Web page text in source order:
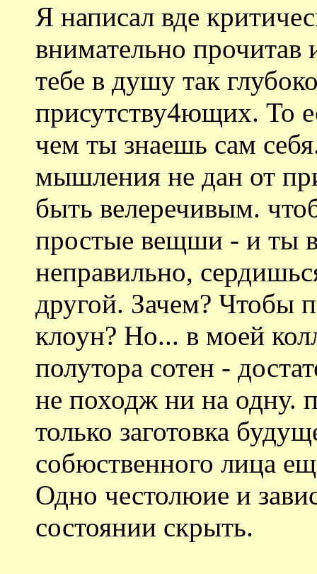
Я написал вде
внимательно прочитав
тебе в душу так
присутству4ющих. То
чем ты знаешь сам
мышления не дан от
быть велеречивым.
простые вещши - и ты
неправильно,
другой. Зачем? Чтобы
клоун? Но... в моей
полутора сотен -
не походж ни на одну.
только заготовка
собюственного лица
Одно честолюие и
состоянии скрыть.